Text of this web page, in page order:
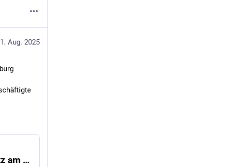
Aug. 2025
Volksschulkinder erforschen Klimaschutz am Campus Kuchl der FH Salzburg